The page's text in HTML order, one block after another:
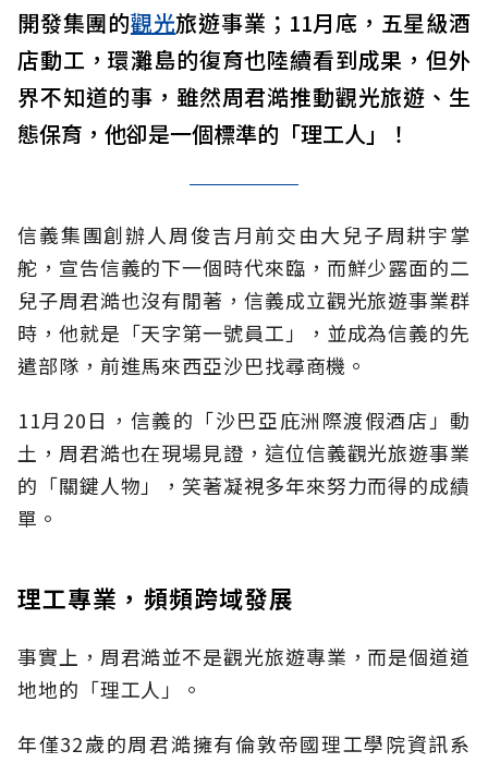
開發集團的觀光旅遊事業；11月底，五星級酒
店動工，環灘島的復育也陸續看到成果，但外
界不知道的事，雖然周君澔推動觀光旅遊、生
態保育，他卻是一個標準的「理工人」！
信義集團創辦人周俊吉月前交由大兒子周耕宇掌
舵，宣告信義的下一個時代來臨，而鮮少露面的二
兒子周君澔也沒有閒著，信義成立觀光旅遊事業群
時，他就是「天字第一號員工」，並成為信義的先
遣部隊，前進馬來西亞沙巴找尋商機。
11月20日，信義的「沙巴亞庇洲際渡假酒店」動
土，周君澔也在現場見證，這位信義觀光旅遊事業
的「關鍵人物」，笑著凝視多年來努力而得的成績
單。
理工專業，頻頻跨域發展
事實上，周君澔並不是觀光旅遊專業，而是個道道
地地的「理工人」。
年僅32歲的周君澔擁有倫敦帝國理工學院資訊系